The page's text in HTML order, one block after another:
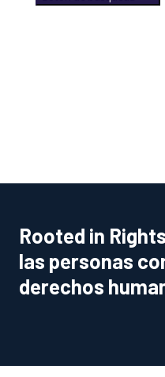
Rooted in
las personas
derechos